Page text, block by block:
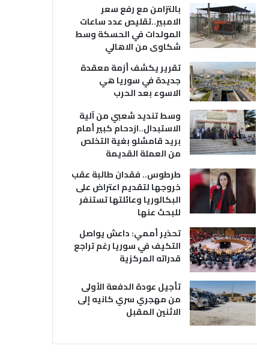
بالتزامن مع رفع سعر
الامبير..تقليص عدد ساعات
المولدات في الحسكة وسط
شكاوى من الاهالي
تقرير يكشف أزمة معقدة
جديدة في سوريا هي
الاسوء بعد الحرب
وسط تنديد شعبي من آلية
الاستبدال..ازدحام كبير أمام
بريد قامشلو بغية التخلص
من العملة القديمة
طرطوس.. فقدان طالبة عقب
خروجها لتقديم اعتراض على
البكالوريا وعائلتها تستنفر
للبحث عنها
تحذير أممي: داعش يواصل
التكيف في سوريا رغم تراجع
قدراته المركزية
تأجيل عودة الدفعة الأولى
من مهجري سري كانيه إلى
الاثنين المقبل